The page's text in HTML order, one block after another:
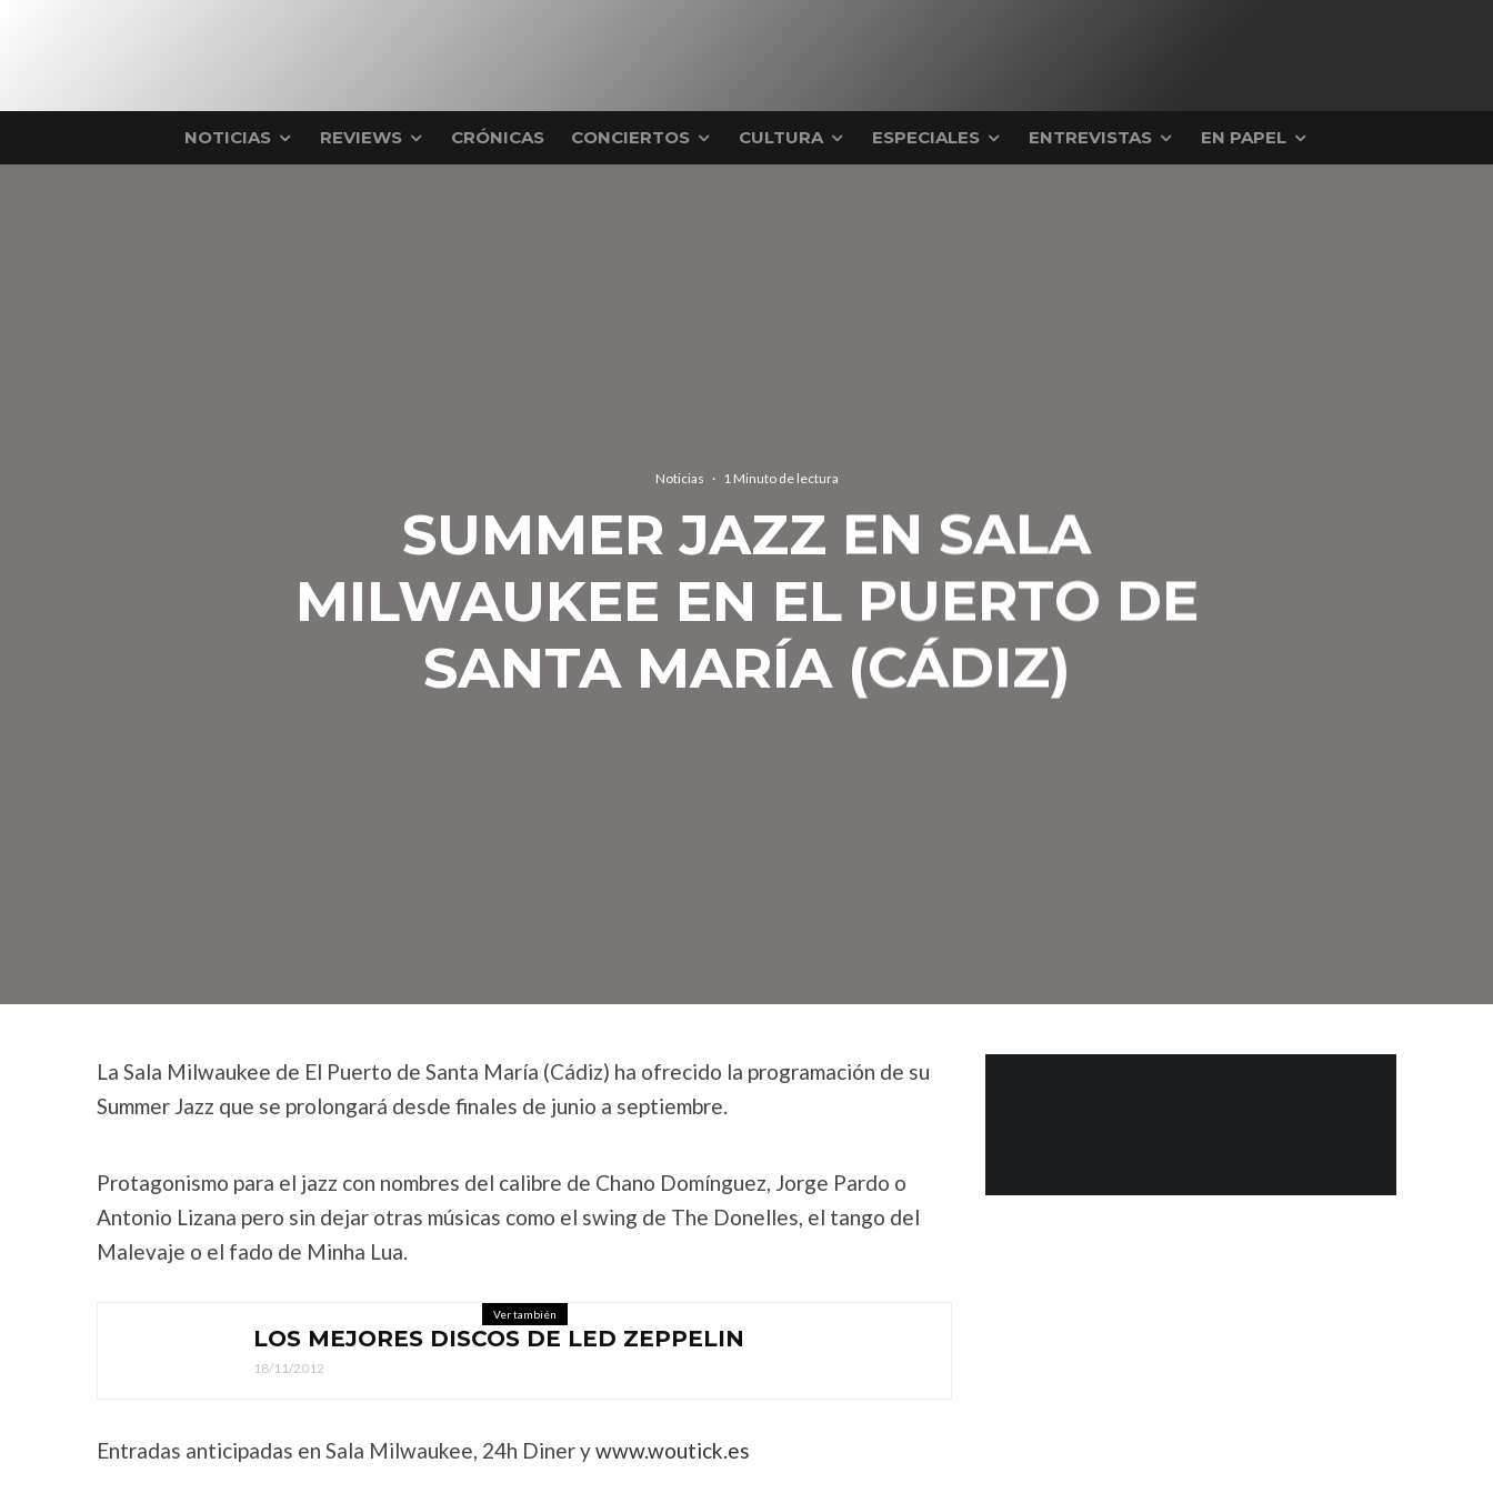
NOTICIAS REVIEWS CRÓNICAS CONCIERTOS CULTURA ESPECIALES ENTREVISTAS EN PAPEL
Noticias · 1 Minuto de lectura
SUMMER JAZZ EN SALA
MILWAUKEE EN EL PUERTO DE
SANTA MARÍA (CÁDIZ)
La Sala Milwaukee de El Puerto de Santa María (Cádiz) ha ofrecido la programación de su
Summer Jazz que se prolongará desde finales de junio a septiembre.
Protagonismo para el jazz con nombres del calibre de Chano Domínguez, Jorge Pardo o
Antonio Lizana pero sin dejar otras músicas como el swing de The Donelles, el tango del
Malevaje o el fado de Minha Lua.
Ver también
LOS MEJORES DISCOS DE LED ZEPPELIN
18/11/2012
Entradas anticipadas en Sala Milwaukee, 24h Diner ywww.woutick.es